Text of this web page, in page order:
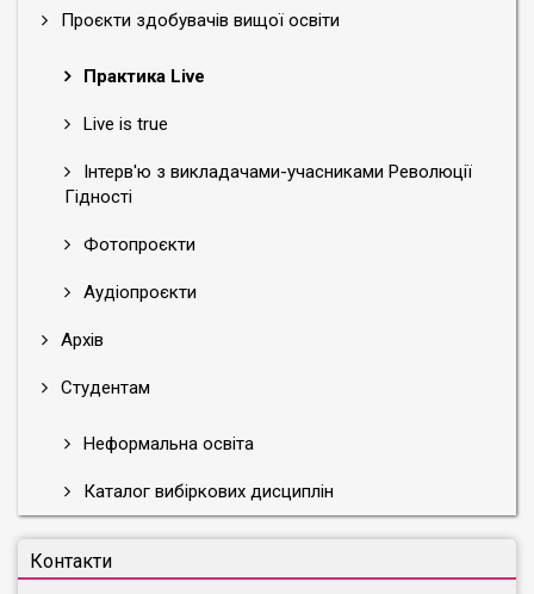
Проєкти здобувачів вищої освіти
Практика Live
Live is true
Інтерв'ю з викладачами-учасниками Революції
Гідності
Фотопроєкти
Аудіопроєкти
Архів
Студентам
Неформальна освіта
Каталог вибіркових дисциплін
Контакти